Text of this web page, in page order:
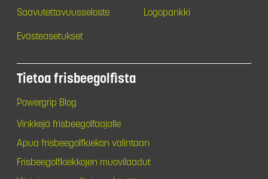
Saavutettavuusseloste Logopankki
Evästeasetukset
Tietoa frisbeegolfista
Powergrip Blog
Vinkkejä frisbeegolfaajalle
Apua frisbeegolfkiekon valintaan
Frisbeegolfkiekkojen muovilaadut